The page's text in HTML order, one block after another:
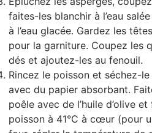
faites-les blanchir à l’eau
à l’eau glacée. Gardez les
pour la garniture. Coupez les
dés et ajoutez-les au fenouil.
Rincez le poisson et séchez-
avec du papier absorbant.
poêle avec de l’huile d’olive
poisson à 41°C à cœur (pour